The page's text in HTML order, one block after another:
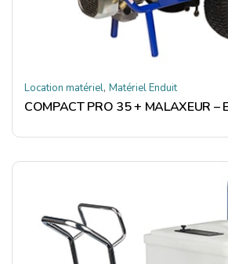
Location matériel, Matériel Enduit
COMPACT PRO 35 + MALAXEUR –